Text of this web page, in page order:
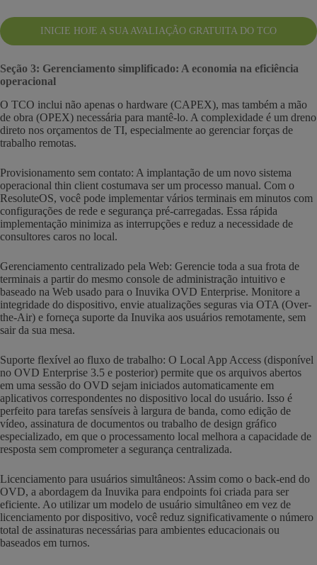
INICIE HOJE A SUA AVALIAÇÃO GRATUITA DO TCO
Seção 3: Gerenciamento simplificado: A economia na eficiência
operacional
O TCO inclui não apenas o hardware (CAPEX), mas também a mão
de obra (OPEX) necessária para mantê-lo. A complexidade é um dreno
direto nos orçamentos de TI, especialmente ao gerenciar forças de
trabalho remotas.
Provisionamento sem contato: A implantação de um novo sistema
operacional thin client costumava ser um processo manual. Com o
ResoluteOS, você pode implementar vários terminais em minutos com
configurações de rede e segurança pré-carregadas. Essa rápida
implementação minimiza as interrupções e reduz a necessidade de
consultores caros no local.
Gerenciamento centralizado pela Web: Gerencie toda a sua frota de
terminais a partir do mesmo console de administração intuitivo e
baseado na Web usado para o Inuvika OVD Enterprise. Monitore a
integridade do dispositivo, envie atualizações seguras via OTA (Over-
the-Air) e forneça suporte da Inuvika aos usuários remotamente, sem
sair da sua mesa.
Suporte flexível ao fluxo de trabalho: O Local App Access (disponível
no OVD Enterprise 3.5 e posterior) permite que os arquivos abertos
em uma sessão do OVD sejam iniciados automaticamente em
aplicativos correspondentes no dispositivo local do usuário. Isso é
perfeito para tarefas sensíveis à largura de banda, como edição de
vídeo, assinatura de documentos ou trabalho de design gráfico
especializado, em que o processamento local melhora a capacidade de
resposta sem comprometer a segurança centralizada.
Licenciamento para usuários simultâneos: Assim como o back-end do
OVD, a abordagem da Inuvika para endpoints foi criada para ser
eficiente. Ao utilizar um modelo de usuário simultâneo em vez de
licenciamento por dispositivo, você reduz significativamente o número
total de assinaturas necessárias para ambientes educacionais ou
baseados em turnos.